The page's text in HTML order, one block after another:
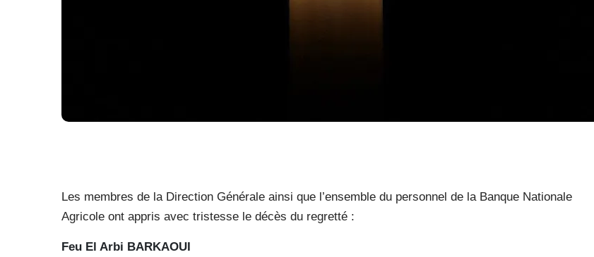
Les membres de la Direction Générale ainsi que l’ensemble du personnel de la Banque Nationale
Agricole ont appris avec tristesse le décès du regretté :
Feu El Arbi BARKAOUI